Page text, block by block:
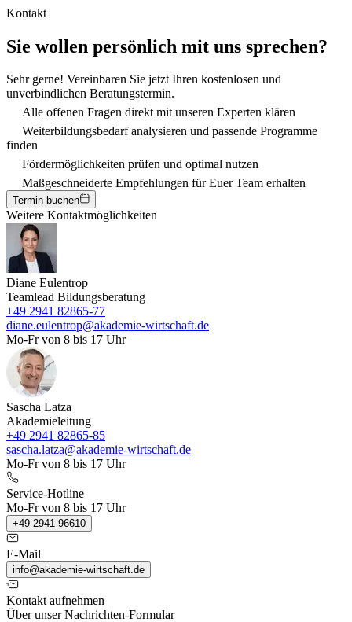
Kontakt
Sie wollen persönlich mit uns sprechen?
Sehr gerne! Vereinbaren Sie jetzt Ihren kostenlosen und
unverbindlichen Beratungstermin.
Alle offenen Fragen direkt mit unseren Experten klären
Weiterbildungsbedarf analysieren und passende Programme
finden
Fördermöglichkeiten prüfen und optimal nutzen
Maßgeschneiderte Empfehlungen für Euer Team erhalten
Termin buchen
Weitere Kontaktmöglichkeiten
Diane Eulentrop
Teamlead Bildungsberatung
+49 2941 82865-77
diane.eulentrop@akademie-wirtschaft.de
Mo-Fr von 8 bis 17 Uhr
Sascha Latza
Akademieleitung
+49 2941 82865-85
sascha.latza@akademie-wirtschaft.de
Mo-Fr von 8 bis 17 Uhr
Service-Hotline
Mo-Fr von 8 bis 17 Uhr
+49 2941 96610
E-Mail
info@akademie-wirtschaft.de
Kontakt aufnehmen
Über unser Nachrichten-Formular